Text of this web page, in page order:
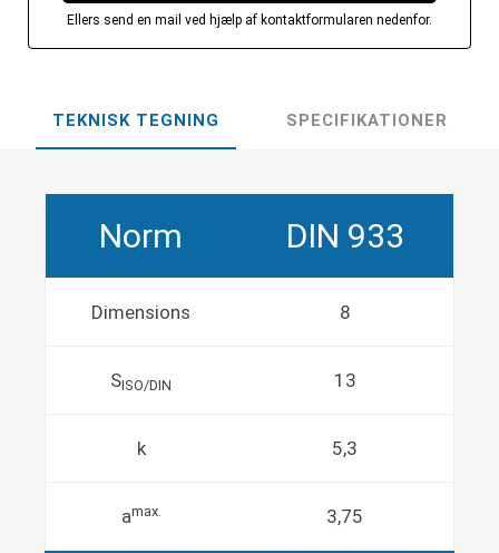
Ellers send en mail ved hjælp af kontaktformularen nedenfor.
TEKNISK TEGNING SPECIFIKATIONER
Norm DIN 933
Dimensions 8
SISO/DIN 13
k 5,3
amax. 3,75